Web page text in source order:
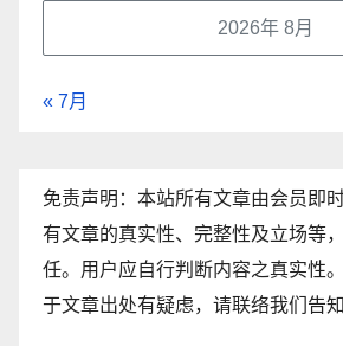
2026年 8月
« 7月
免责声明：本站所有文章由会员即
有文章的真实性、完整性及立场等
任。用户应自行判断内容之真实性
于文章出处有疑虑，请联络我们告